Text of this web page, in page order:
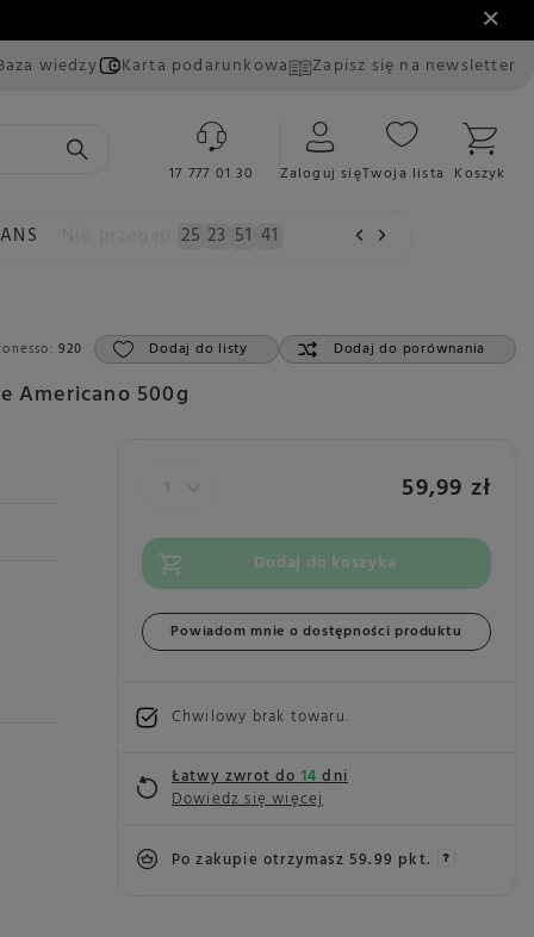
wiedzy Karta podarunkowa Zapisz się na newsletter
17 777 01 30 Zaloguj sięTwoja lista Koszyk
25 23 51 40
Americano 500g
920 Dodaj do listy Dodaj do porównania
59,99 zł
Dodaj do koszyka
Powiadom mnie o dostępności produktu
Chwilowy brak towaru
Łatwy zwrot do14dni
Dowiedz się więcej
Po zakupie otrzymasz 59.99 pkt.